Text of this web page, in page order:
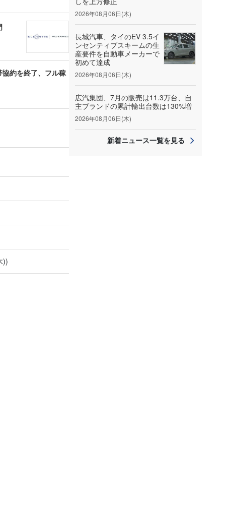
約を終了、フル稼
))
2026年08月06日(木)
長城汽車、タイのEV 3.5イ
ンセンティブスキームの生
産要件を自動車メーカーで
初めて達成
2026年08月06日(木)
広汽集団、7月の販売は11.3万台、自
主ブランドの累計輸出台数は130%増
2026年08月06日(木)
新着ニュース一覧を見る